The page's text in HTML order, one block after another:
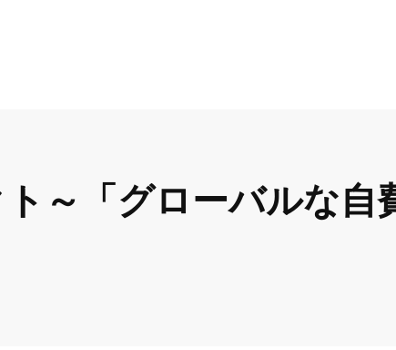
～「グローバルな自